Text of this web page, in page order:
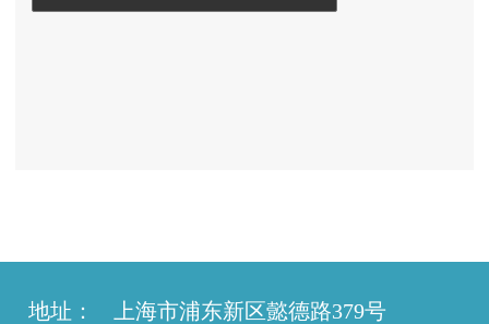
上海市浦东新区懿德路379号
地址：